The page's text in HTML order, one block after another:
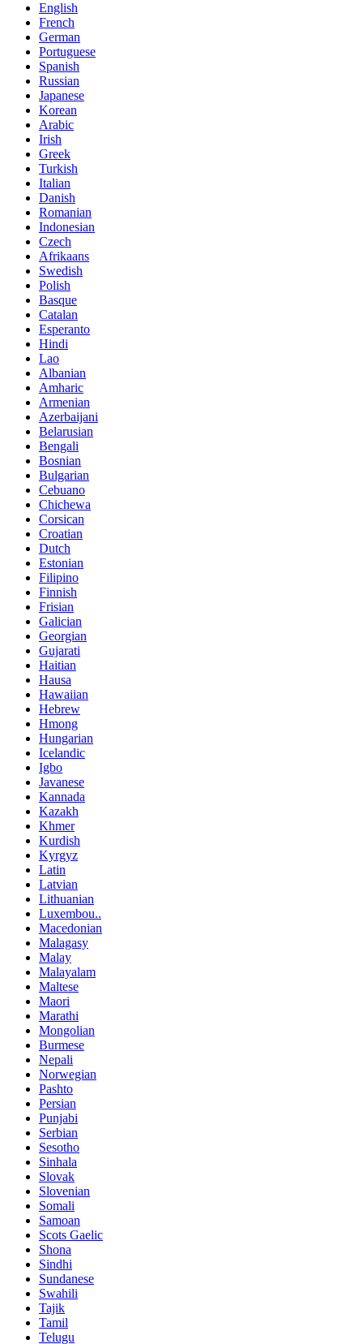
English
French
German
Portuguese
Spanish
Russian
Japanese
Korean
Arabic
Irish
Greek
Turkish
Italian
Danish
Romanian
Indonesian
Czech
Afrikaans
Swedish
Polish
Basque
Catalan
Esperanto
Hindi
Lao
Albanian
Amharic
Armenian
Azerbaijani
Belarusian
Bengali
Bosnian
Bulgarian
Cebuano
Chichewa
Corsican
Croatian
Dutch
Estonian
Filipino
Finnish
Frisian
Galician
Georgian
Gujarati
Haitian
Hausa
Hawaiian
Hebrew
Hmong
Hungarian
Icelandic
Igbo
Javanese
Kannada
Kazakh
Khmer
Kurdish
Kyrgyz
Latin
Latvian
Lithuanian
Luxembou..
Macedonian
Malagasy
Malay
Malayalam
Maltese
Maori
Marathi
Mongolian
Burmese
Nepali
Norwegian
Pashto
Persian
Punjabi
Serbian
Sesotho
Sinhala
Slovak
Slovenian
Somali
Samoan
Scots Gaelic
Shona
Sindhi
Sundanese
Swahili
Tajik
Tamil
Telugu